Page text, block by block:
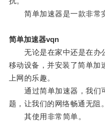
简单加速器是一款非常实
简单加速器vqn
无论是在家中还是在办
移动设备，并安装了简单加
上网的乐趣。
通过简单加速器，我们
题，让我们的网络畅通无阻。
其使用非常简单。